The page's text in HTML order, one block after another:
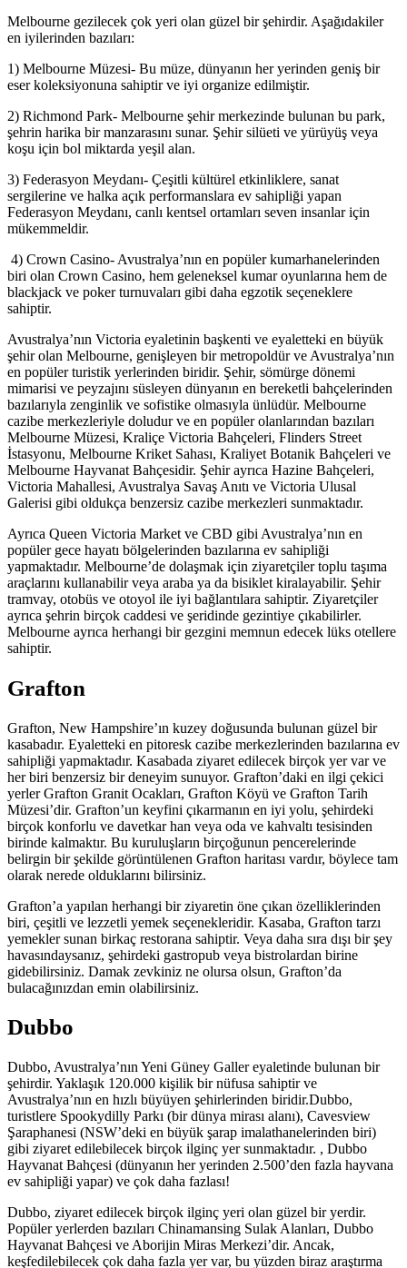
Melbourne gezilecek çok yeri olan güzel bir şehirdir. Aşağıdakiler
en iyilerinden bazıları:
1) Melbourne Müzesi- Bu müze, dünyanın her yerinden geniş bir
eser koleksiyonuna sahiptir ve iyi organize edilmiştir.
2) Richmond Park- Melbourne şehir merkezinde bulunan bu park,
şehrin harika bir manzarasını sunar. Şehir silüeti ve yürüyüş veya
koşu için bol miktarda yeşil alan.
3) Federasyon Meydanı- Çeşitli kültürel etkinliklere, sanat
sergilerine ve halka açık performanslara ev sahipliği yapan
Federasyon Meydanı, canlı kentsel ortamları seven insanlar için
mükemmeldir.
4) Crown Casino- Avustralya’nın en popüler kumarhanelerinden
biri olan Crown Casino, hem geleneksel kumar oyunlarına hem de
blackjack ve poker turnuvaları gibi daha egzotik seçeneklere
sahiptir.
Avustralya’nın Victoria eyaletinin başkenti ve eyaletteki en büyük
şehir olan Melbourne, genişleyen bir metropoldür ve Avustralya’nın
en popüler turistik yerlerinden biridir. Şehir, sömürge dönemi
mimarisi ve peyzajını süsleyen dünyanın en bereketli bahçelerinden
bazılarıyla zenginlik ve sofistike olmasıyla ünlüdür. Melbourne
cazibe merkezleriyle doludur ve en popüler olanlarından bazıları
Melbourne Müzesi, Kraliçe Victoria Bahçeleri, Flinders Street
İstasyonu, Melbourne Kriket Sahası, Kraliyet Botanik Bahçeleri ve
Melbourne Hayvanat Bahçesidir. Şehir ayrıca Hazine Bahçeleri,
Victoria Mahallesi, Avustralya Savaş Anıtı ve Victoria Ulusal
Galerisi gibi oldukça benzersiz cazibe merkezleri sunmaktadır.
Ayrıca Queen Victoria Market ve CBD gibi Avustralya’nın en
popüler gece hayatı bölgelerinden bazılarına ev sahipliği
yapmaktadır. Melbourne’de dolaşmak için ziyaretçiler toplu taşıma
araçlarını kullanabilir veya araba ya da bisiklet kiralayabilir. Şehir
tramvay, otobüs ve otoyol ile iyi bağlantılara sahiptir. Ziyaretçiler
ayrıca şehrin birçok caddesi ve şeridinde gezintiye çıkabilirler.
Melbourne ayrıca herhangi bir gezgini memnun edecek lüks otellere
sahiptir.
Grafton
Grafton, New Hampshire’ın kuzey doğusunda bulunan güzel bir
kasabadır. Eyaletteki en pitoresk cazibe merkezlerinden bazılarına ev
sahipliği yapmaktadır. Kasabada ziyaret edilecek birçok yer var ve
her biri benzersiz bir deneyim sunuyor. Grafton’daki en ilgi çekici
yerler Grafton Granit Ocakları, Grafton Köyü ve Grafton Tarih
Müzesi’dir. Grafton’un keyfini çıkarmanın en iyi yolu, şehirdeki
birçok konforlu ve davetkar han veya oda ve kahvaltı tesisinden
birinde kalmaktır. Bu kuruluşların birçoğunun pencerelerinde
belirgin bir şekilde görüntülenen Grafton haritası vardır, böylece tam
olarak nerede olduklarını bilirsiniz.
Grafton’a yapılan herhangi bir ziyaretin öne çıkan özelliklerinden
biri, çeşitli ve lezzetli yemek seçenekleridir. Kasaba, Grafton tarzı
yemekler sunan birkaç restorana sahiptir. Veya daha sıra dışı bir şey
havasındaysanız, şehirdeki gastropub veya bistrolardan birine
gidebilirsiniz. Damak zevkiniz ne olursa olsun, Grafton’da
bulacağınızdan emin olabilirsiniz.
Dubbo
Dubbo, Avustralya’nın Yeni Güney Galler eyaletinde bulunan bir
şehirdir. Yaklaşık 120.000 kişilik bir nüfusa sahiptir ve
Avustralya’nın en hızlı büyüyen şehirlerinden biridir.Dubbo,
turistlere Spookydilly Parkı (bir dünya mirası alanı), Cavesview
Şaraphanesi (NSW’deki en büyük şarap imalathanelerinden biri)
gibi ziyaret edilebilecek birçok ilginç yer sunmaktadır. , Dubbo
Hayvanat Bahçesi (dünyanın her yerinden 2.500’den fazla hayvana
ev sahipliği yapar) ve çok daha fazlası!
Dubbo, ziyaret edilecek birçok ilginç yeri olan güzel bir yerdir.
Popüler yerlerden bazıları Chinamansing Sulak Alanları, Dubbo
Hayvanat Bahçesi ve Aborijin Miras Merkezi’dir. Ancak,
keşfedilebilecek çok daha fazla yer var, bu yüzden biraz araştırma